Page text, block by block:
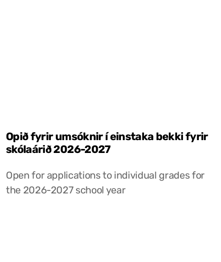
Opið fyrir umsóknir í einstaka bekki fyrir
skólaárið 2026-2027
Open for applications to individual grades for
the 2026-2027 school year